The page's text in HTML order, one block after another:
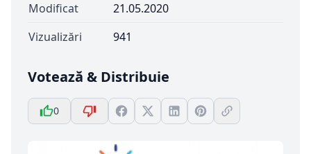
Modificat
21.05.2020
Vizualizări
941
Votează & Distribuie
0